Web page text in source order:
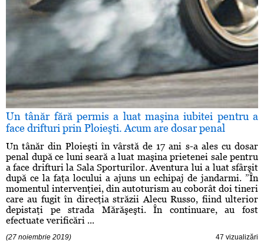
Un tânăr fără permis a luat maşina iubitei pentru a
face drifturi prin Ploieşti. Acum are dosar penal
Un tânăr din Ploieşti în vârstă de 17 ani s-a ales cu dosar
penal după ce luni seară a luat maşina prietenei sale pentru
a face drifturi la Sala Sporturilor. Aventura lui a luat sfârşit
după ce la faţa locului a ajuns un echipaj de jandarmi. ”În
momentul intervenţiei, din autoturism au coborât doi tineri
care au fugit în direcţia străzii Alecu Russo, fiind ulterior
depistaţi pe strada Mărăşeşti. În continuare, au fost
efectuate verificări ...
(27 noiembrie 2019) 47 vizualizări